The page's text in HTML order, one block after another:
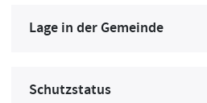
Lage in der Gemeinde
Schutzstatus